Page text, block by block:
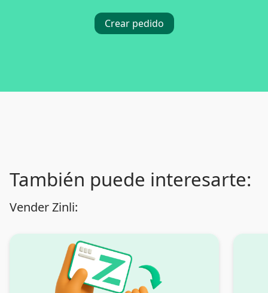
Crear pedido
También puede interesarte:
Vender Zinli: